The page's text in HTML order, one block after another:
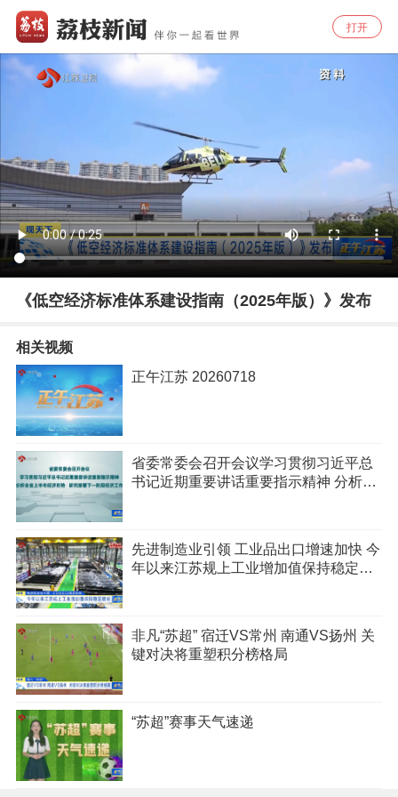
打开
《低空经济标准体系建设指南（2025年版）》发布
相关视频
正午江苏 20260718
省委常委会召开会议学习贯彻习近平总
书记近期重要讲话重要指示精神 分析全
先进制造业引领 工业品出口增速加快 今
年以来江苏规上工业增加值保持稳定增
非凡“苏超” 宿迁VS常州 南通VS扬州 关
键对决将重塑积分榜格局
“苏超”赛事天气速递